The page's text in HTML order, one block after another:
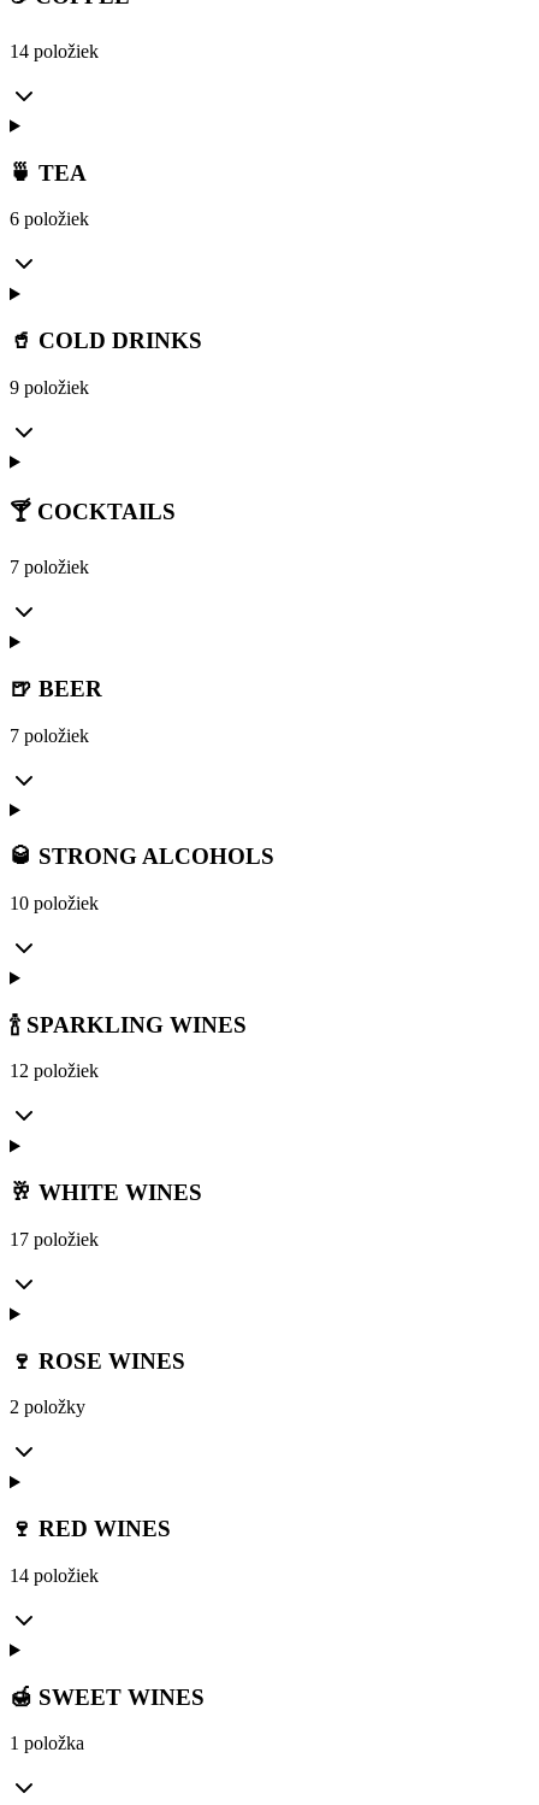
14 položiek
🍵 TEA
6 položiek
🥤 COLD DRINKS
9 položiek
🍸 COCKTAILS
7 položiek
🍺 BEER
7 položiek
🥃 STRONG ALCOHOLS
10 položiek
🍾 SPARKLING WINES
12 položiek
🥂 WHITE WINES
17 položiek
🍷 ROSE WINES
2 položky
🍷 RED WINES
14 položiek
🍯 SWEET WINES
1 položka